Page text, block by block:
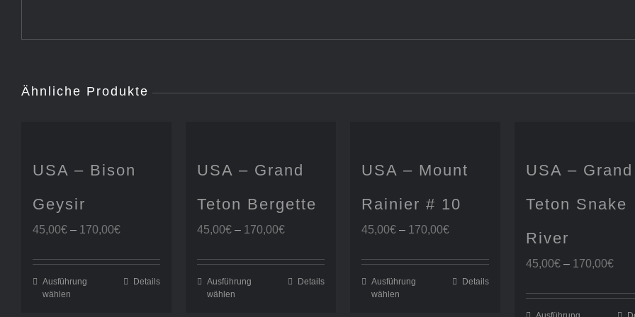
Ähnliche Produkte
USA – Bison
Geysir
45,00€ – 170,00€Preisspanne:
bis
170,00€
Ausführung
wählen
Details
USA – Grand
Teton Bergette
45,00€ – 170,00€Preisspanne:
bis
170,00€
Ausführung
wählen
Details
USA – Mount
Rainier # 10
45,00€ – 170,00€Preisspanne:
bis
170,00€
Ausführung
wählen
Details
USA – Grand
Teton Snake
River
45,00€ – 170,00€
bis